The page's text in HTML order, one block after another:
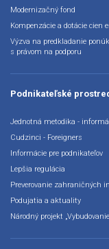
Modernizačný fond
Kompenzácie a dotácie cien
Výzva na predkladanie
s právom na podporu
Podnikateľské
Jednotná metodika -
Cudzinci - Foreigners
Informácie pre podnikateľov
Lepšia regulácia
Preverovanie zahraničných
Podujatia a aktuality
Národný projekt